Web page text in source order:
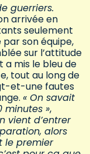
guerriers.
arrivée en
seulement
son équipe,
sur l’attitude
a mis le bleu de
tout au long de
et-une fautes
« On savait
minutes »,
vient d’entrer
alors
le premier